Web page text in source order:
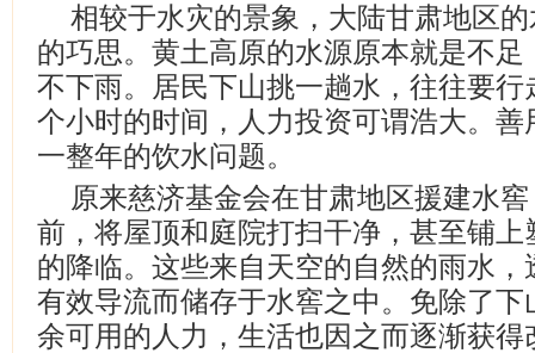
相较于水灾的景象，大陆甘肃地区
的巧思。黄土高原的水源原本就是不
不下雨。居民下山挑一趟水，往往要
个小时的时间，人力投资可谓浩大。
一整年的饮水问题。
原来慈济基金会在甘肃地区援建水
前，将屋顶和庭院打扫干净，甚至铺
的降临。这些来自天空的自然的雨水
有效导流而储存于水窖之中。免除了
余可用的人力，生活也因之而逐渐获得